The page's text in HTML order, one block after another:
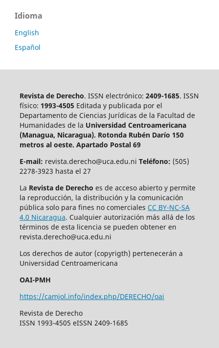
Idioma
English
Español
Revista de Derecho. ISSN electrónico: 2409-1685. ISSN
físico: 1993-4505 Editada y publicada por el
Departamento de Ciencias Jurídicas de la Facultad de
Humanidades de la Universidad Centroamericana
(Managua, Nicaragua). Rotonda Rubén Darío 150
metros al oeste. Apartado Postal 69
E-mail: revista.derecho@uca.edu.ni Teléfono: (505)
2278-3923 hasta el 27
La Revista de Derecho es de acceso abierto y permite
la reproducción, la distribución y la comunicación
pública solo para fines no comerciales CC BY-NC-SA
4.0 Nicaragua. Cualquier autorización más allá de los
términos de esta licencia se pueden obtener en
revista.derecho@uca.edu.ni
Los derechos de autor (copyrigth) pertenecerán a
Universidad Centroamericana
OAI-PMH
https://camjol.info/index.php/DERECHO/oai
Revista de Derecho
ISSN 1993-4505 eISSN 2409-1685